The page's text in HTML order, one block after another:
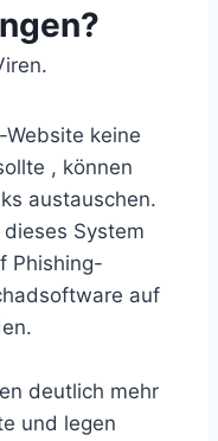
keine
, können
austauschen.
System
Phishing-
auf
deutlich mehr
und legen